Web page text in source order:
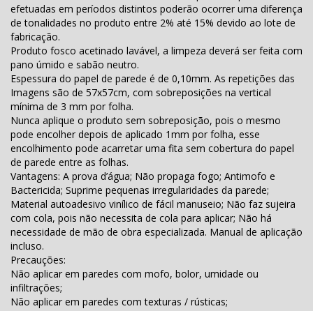
efetuadas em períodos distintos poderão ocorrer uma diferença
de tonalidades no produto entre 2% até 15% devido ao lote de
fabricação.
Produto fosco acetinado lavável, a limpeza deverá ser feita com
pano úmido e sabão neutro.
Espessura do papel de parede é de 0,10mm. As repetições das
Imagens são de 57x57cm, com sobreposições na vertical
mínima de 3 mm por folha.
Nunca aplique o produto sem sobreposição, pois o mesmo
pode encolher depois de aplicado 1mm por folha, esse
encolhimento pode acarretar uma fita sem cobertura do papel
de parede entre as folhas.
Vantagens: A prova d’água; Não propaga fogo; Antimofo e
Bactericida; Suprime pequenas irregularidades da parede;
Material autoadesivo vinílico de fácil manuseio; Não faz sujeira
com cola, pois não necessita de cola para aplicar; Não há
necessidade de mão de obra especializada. Manual de aplicação
incluso.
Precauções:
Não aplicar em paredes com mofo, bolor, umidade ou
infiltrações;
Não aplicar em paredes com texturas / rústicas;